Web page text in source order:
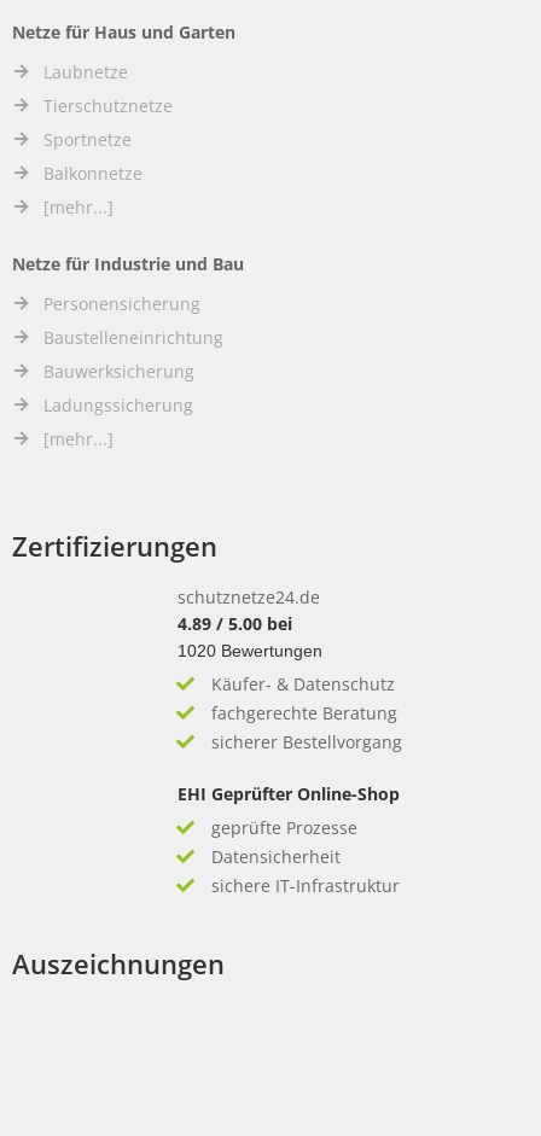
Netze für Haus und Garten
Laubnetze
Tierschutznetze
Sportnetze
Balkonnetze
[mehr...]
Netze für Industrie und Bau
Personensicherung
Baustelleneinrichtung
Bauwerksicherung
Ladungssicherung
[mehr...]
Zertifizierungen
schutznetze24.de
4.89/ 5.00bei
1020Bewertungen
Käufer- & Datenschutz
fachgerechte Beratung
sicherer Bestellvorgang
EHI Geprüfter Online-Shop
geprüfte Prozesse
Datensicherheit
sichere IT-Infrastruktur
Auszeichnungen